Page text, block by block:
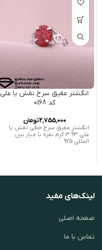
انگشتر عقیق سرخ نقش یا علی
کد 0168
2,755,000تومان
انگشتر عقیق سرخ خطی نقش یا
علی 3.93 گرم نقره با عیار بین
المللی 925
لینک‌های مفید
صفحه اصلی
تماس با ما